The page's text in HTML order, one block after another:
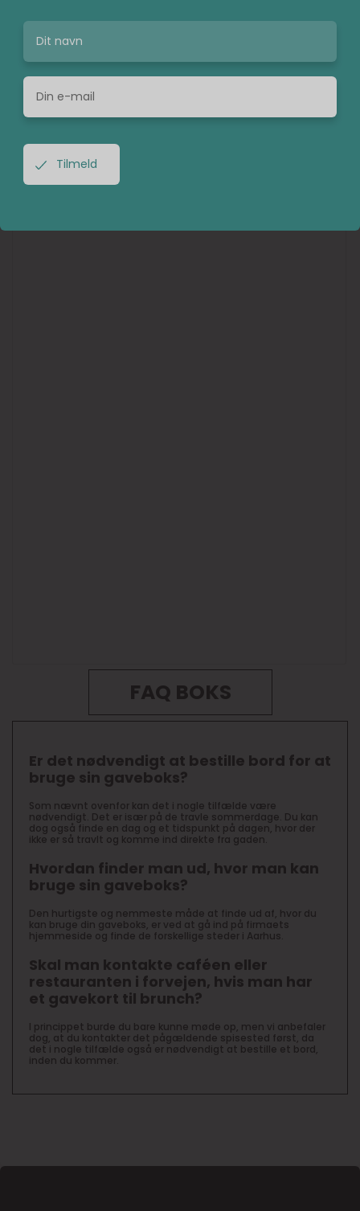
FAQ BOKS
Er det nødvendigt at bestille bord for at
bruge sin gaveboks?
Som nævnt ovenfor kan det i nogle tilfælde være
nødvendigt. Det er især på de travle sommerdage. Du kan
dog også finde en dag og et tidspunkt på dagen, hvor der
ikke er så travlt og komme ind direkte fra gaden.
Hvordan finder man ud, hvor man kan
bruge sin gaveboks?
Den hurtigste og nemmeste måde at finde ud af, hvor du
kan bruge din gaveboks, er ved at gå ind på firmaets
hjemmeside og finde de forskellige steder i Aarhus.
Skal man kontakte caféen eller
restauranten i forvejen, hvis man har
et gavekort til brunch?
I princippet burde du bare kunne møde op, men vi anbefaler
dog, at du kontakter det pågældende spisested først, da
det i nogle tilfælde også er nødvendigt at bestille et bord,
inden du kommer.